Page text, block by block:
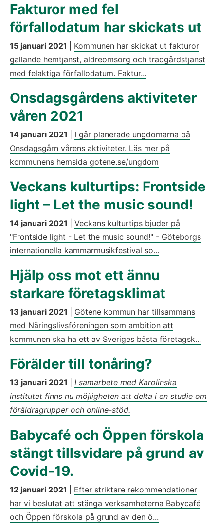
Fakturor med fel
förfallodatum har skickats ut
15 januari 2021
Kommunen har skickat ut fakturor
gällande hemtjänst, äldreomsorg och trädgårdstjänst
med felaktiga förfallodatum. Faktur...
Onsdagsgårdens aktiviteter
våren 2021
14 januari 2021
I går planerade ungdomarna på
Onsdagsgårn vårens aktiviteter. Läs mer på
kommunens hemsida gotene.se/ungdom
Veckans kulturtips: Frontside
light – Let the music sound!
14 januari 2021
Veckans kulturtips bjuder på
"Frontside light - Let the music sound!" - Göteborgs
internationella kammarmusikfestival so...
Hjälp oss mot ett ännu
starkare företagsklimat
13 januari 2021
Götene kommun har tillsammans
med Näringslivsföreningen som ambition att
kommunen ska ha ett av Sveriges bästa företagsk...
Förälder till tonåring?
13 januari 2021
I samarbete med Karolinska
institutet finns nu möjligheten att delta i en studie om
föräldragrupper och online-stöd.
Babycafé och Öppen förskola
stängt tillsvidare på grund av
Covid-19.
12 januari 2021
Efter striktare rekommendationer
har vi beslutat att stänga verksamheterna Babycafé
och Öppen förskola på grund av den ö...